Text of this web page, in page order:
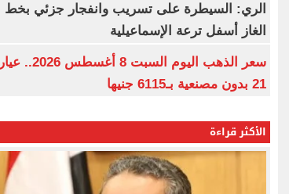
الري: السيطرة على تسريب وانفجار جزئي بخط
الغاز أسفل ترعة الإسماعيلية
سعر الذهب اليوم السبت 8 أغسطس 2026.. عيار
21 بدون مصنعية بـ6115 جنيها
الأكثر قراءة